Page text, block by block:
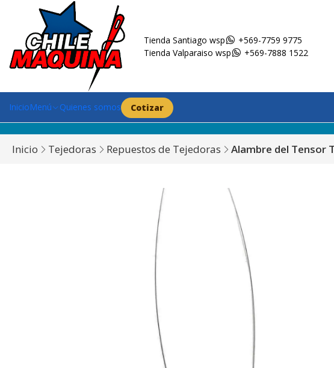
Tienda Santiago wsp
+569-7759 9775
Tienda Valparaiso wsp
+569-7888 1522
InicioMenú Quienes somos Cotizar
Inicio Tejedoras Repuestos de Tejedoras Alambre del Tensor